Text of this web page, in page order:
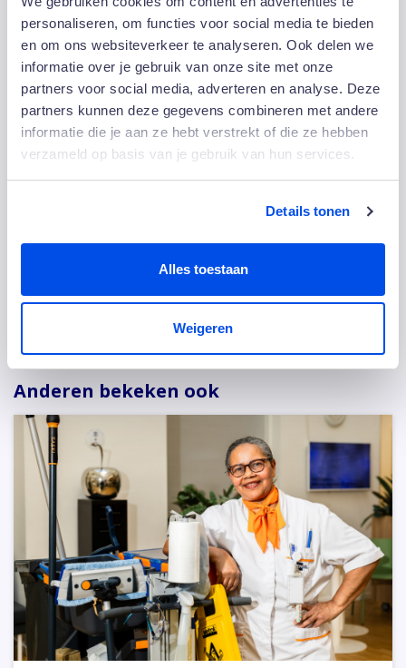
personaliseren, om functies voor social media te bieden
en om ons websiteverkeer te analyseren. Ook delen we
informatie over je gebruik van onze site met onze
partners voor social media, adverteren en analyse. Deze
partners kunnen deze gegevens combineren met andere
informatie die je aan ze hebt verstrekt of die ze hebben
verzameld op basis van je gebruik van hun services.
Details tonen
Alles toestaan
Weigeren
Facilities Stedin) en Albert van Schooneveld (Key
Account Directeur EW Facility Services)
Anderen bekeken ook